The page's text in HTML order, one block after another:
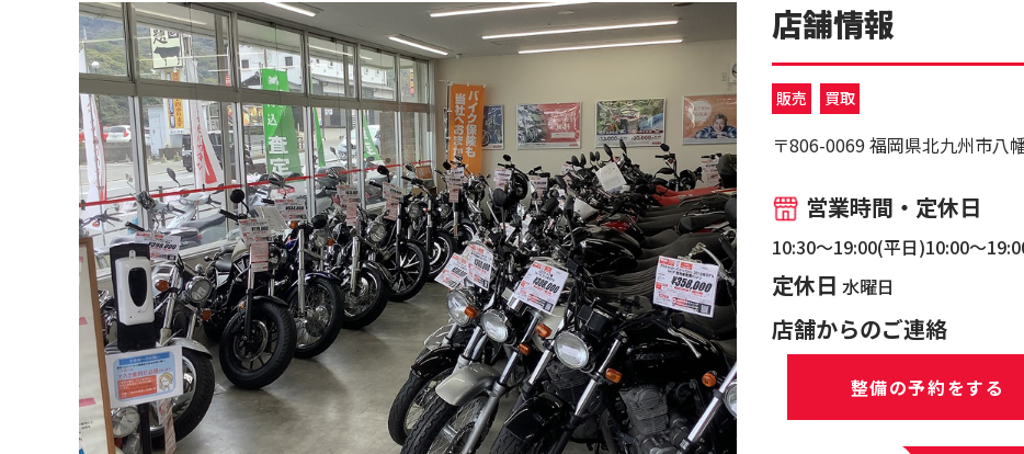
店舗情報
販売 買取
〒806-0069 福岡県北九州市八
営業時間・定休日
10:30～19:00(平日)10:00～
定休日 水曜日
店舗からのご連絡
整備の予約をする